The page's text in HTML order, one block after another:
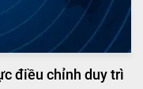
điều chỉnh duy trì